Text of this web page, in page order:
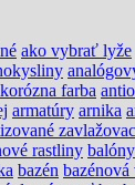
ako vybrať lyže
farba
armatúry arnika
rastliny balóny
bazén bazénová